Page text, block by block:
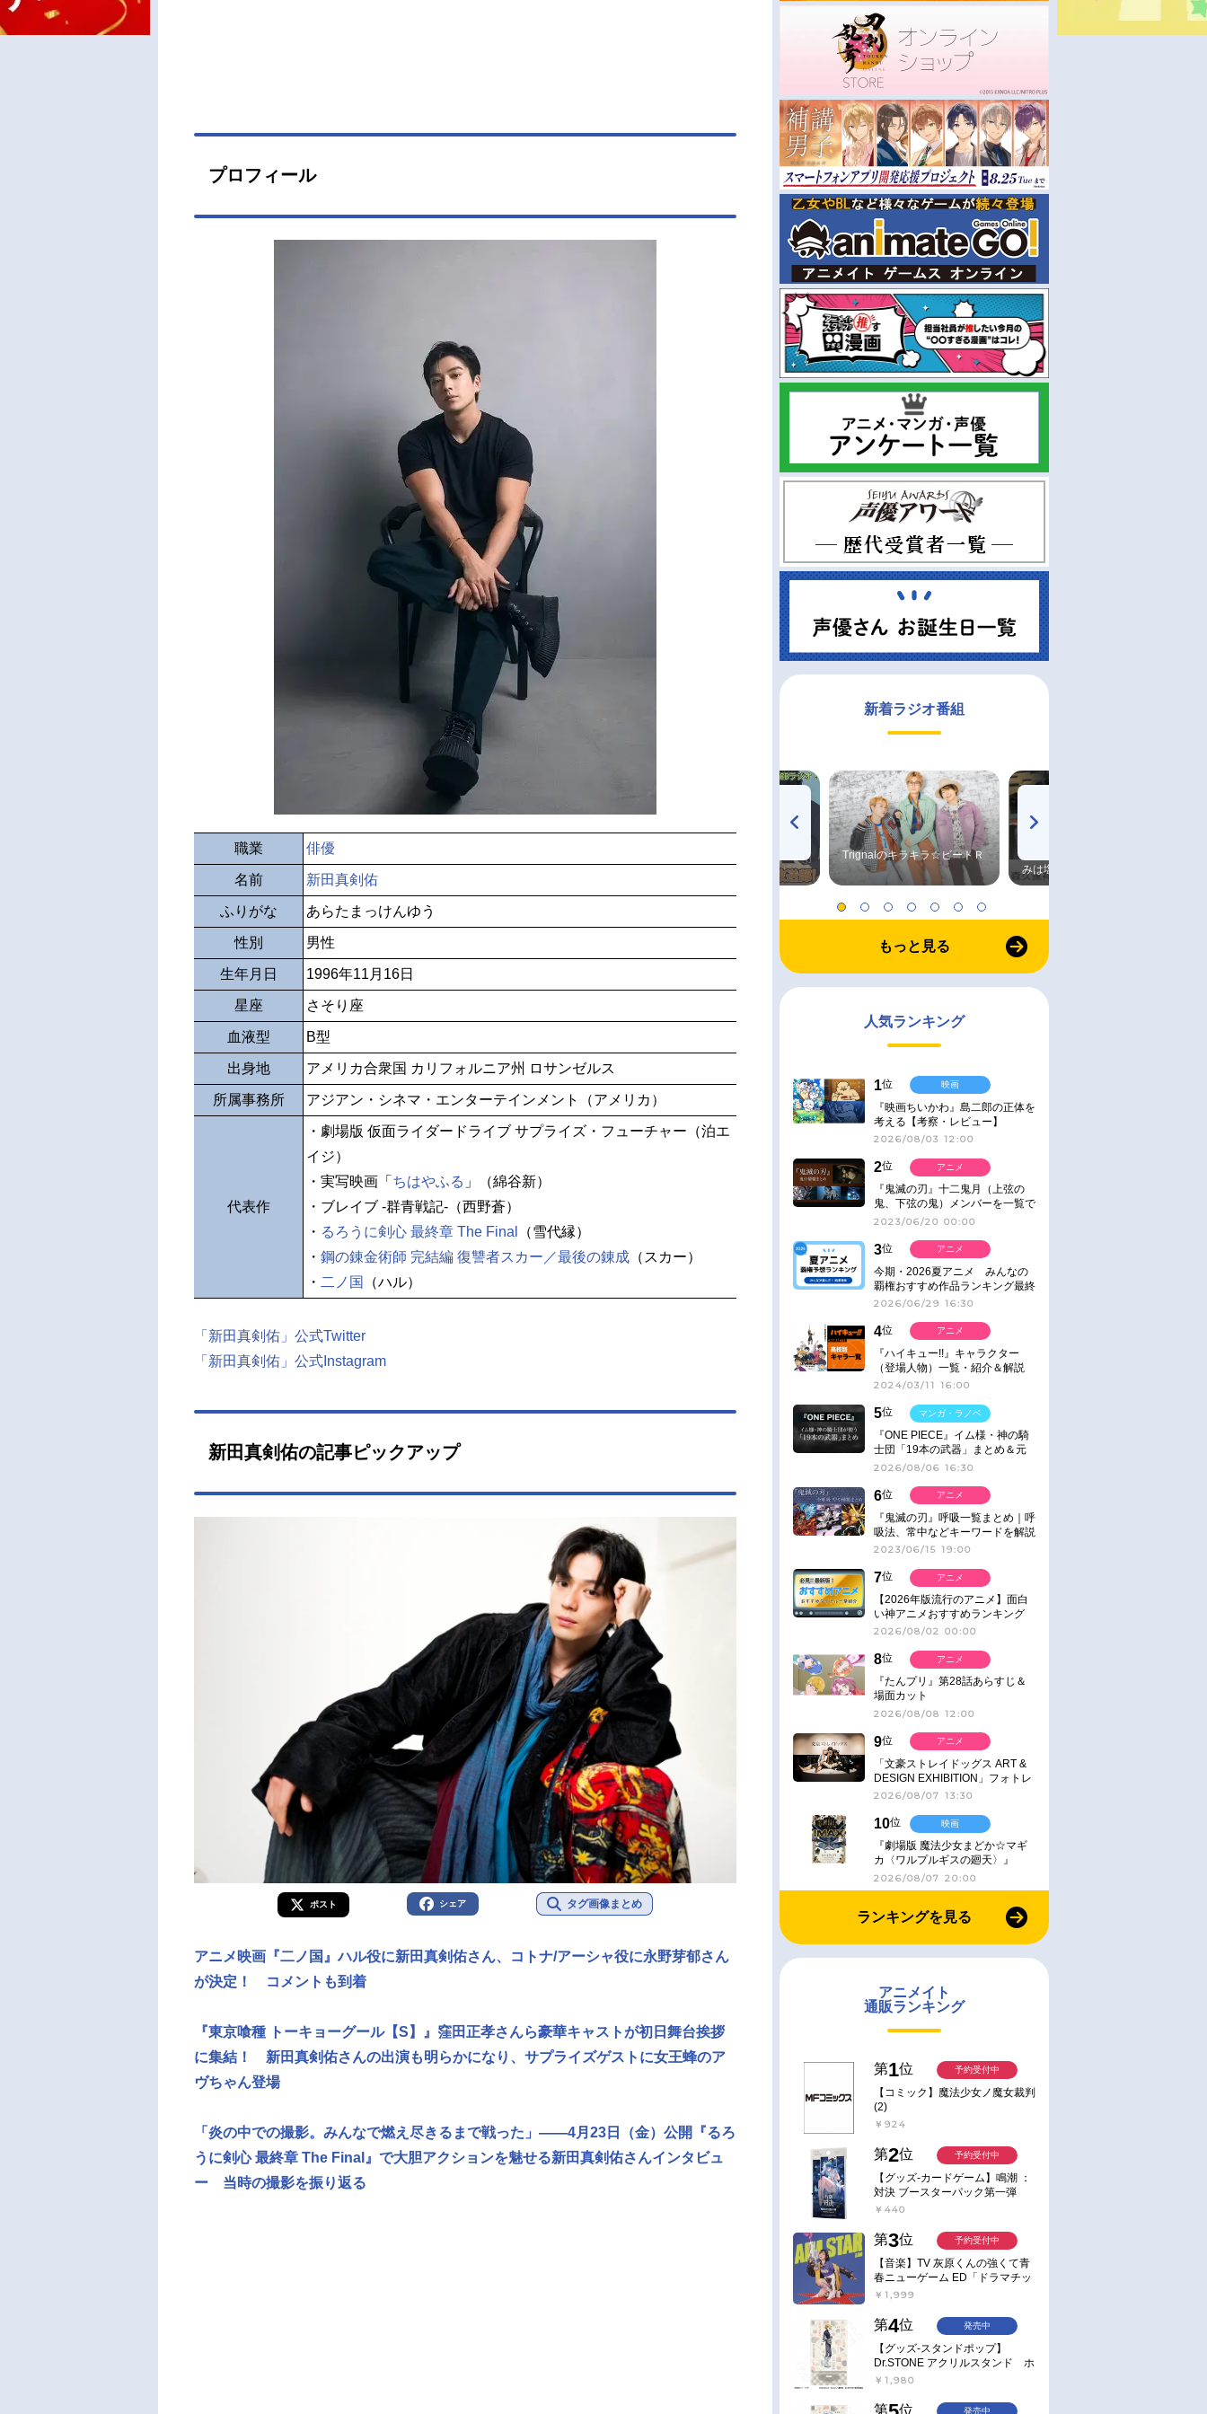
プロフィール
職業 俳優
名前 新田真剣佑
ふりがな あらたまっけんゆう
性別 男性
生年月日 1996年11月16日
星座 さそり座
血液型 B型
出身地 アメリカ合衆国 カリフォルニア州 ロサンゼルス
所属事務所 アジアン・シネマ・エンターテインメント（アメリカ）
代表作
・劇場版 仮面ライダードライブ サプライズ・フューチャー（泊エ
イジ）
・実写映画「 ちはやふる 」（綿谷新）
・ブレイブ -群青戦記-（西野蒼）
・ るろうに剣心 最終章 The Final
（雪代縁）
・ 鋼の錬金術師 完結編 復讐者スカー／最後の錬成 （スカー）
・ 二ノ国 （ハル）
「新田真剣佑」公式Twitter
「新田真剣佑」公式Instagram
新田真剣佑の記事ピックアップ
ポスト シェア タグ画像まとめ
アニメ映画『二ノ国』ハル役に新田真剣佑さん、コトナ/アーシャ役に永野芽郁さん
が決定！ コメントも到着
『東京喰種 トーキョーグール【S】』窪田正孝さんら豪華キャストが初日舞台挨拶
に集結！ 新田真剣佑さんの出演も明らかになり、サプライズゲストに女王蜂のア
ヴちゃん登場
「炎の中での撮影。みんなで燃え尽きるまで戦った」——4月23日（金）公開『るろ
うに剣心 最終章 The Final』で大胆アクションを魅せる新田真剣佑さんインタビュ
ー 当時の撮影を振り返る
新着ラジオ番組
radio 大直会 2nd season
Trignalのキラキラ☆ビートＲ
みは塩だけ
もっと見る
人気ランキング
1位
『映画ちいかわ』島二郎の正体を
考える【考察・レビュー】
2026/08/03 12:00
映画
2位
『鬼滅の刃』十二鬼月（上弦の
鬼、下弦の鬼）メンバーを一覧で
紹介＆解説（登場鬼の情報まと
2023/06/20 00:00
アニメ
3位
今期・2026夏アニメ みんなの
覇権おすすめ作品ランキング最終
結果発表！
2026/06/29 16:30
アニメ
4位
『ハイキュー!!』キャラクター
（登場人物）一覧・紹介＆解説
2024/03/11 16:00
アニメ
5位
『ONE PIECE』イム様・神の騎
士団「19本の武器」まとめ＆元
ネタ
2026/08/06 16:30
マンガ・ラノベ
6位
『鬼滅の刃』呼吸一覧まとめ｜呼
吸法、常中などキーワードを解説
2023/06/15 19:00
アニメ
7位
【2026年版流行のアニメ】面白
い神アニメおすすめランキング
【名作・話題作】｜ジャンル別人
2026/08/02 00:00
アニメ
8位
『たんプリ』第28話あらすじ＆
場面カット
2026/08/08 12:00
アニメ
9位
「文豪ストレイドッグス ART &
DESIGN EXHIBITION」フォトレ
ポート
2026/08/07 13:30
アニメ
10位
『劇場版 魔法少女まどか☆マギ
カ〈ワルプルギスの廻天〉』
IMAX同時公開決定
2026/08/07 20:00
映画
ランキングを見る
アニメイト
通販ランキング
第1位
【コミック】魔法少女ノ魔女裁判
(2)
￥924
予約受付中
第2位
【グッズ-カードゲーム】鳴潮 ：
対決 ブースターパック第一弾
【ポイント2倍】
￥440
予約受付中
第3位
【音楽】TV 灰原くんの強くて青
春ニューゲーム ED「ドラマチッ
ク逃避行」収録シングル AIM
￥1,999
予約受付中
第4位
【グッズ-スタンドポップ】
Dr.STONE アクリルスタンド ホ
ワイマンといっしょver. スタン
￥1,980
発売中
第 位 発売中